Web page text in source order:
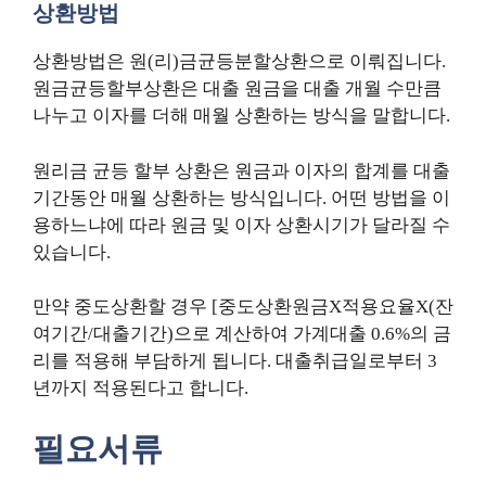
상환방법
상환방법은 원(리)금균등분할상환으로 이뤄집니다.
원금균등할부상환은 대출 원금을 대출 개월 수만큼
나누고 이자를 더해 매월 상환하는 방식을 말합니다.
원리금 균등 할부 상환은 원금과 이자의 합계를 대출
기간동안 매월 상환하는 방식입니다. 어떤 방법을 이
용하느냐에 따라 원금 및 이자 상환시기가 달라질 수
있습니다.
만약 중도상환할 경우 [중도상환원금X적용요율X(잔
여기간/대출기간)으로 계산하여 가계대출 0.6%의 금
리를 적용해 부담하게 됩니다. 대출취급일로부터 3
년까지 적용된다고 합니다.
필요서류